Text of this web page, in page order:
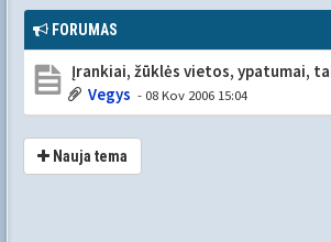
FORUMAS
Įrankiai, žūklės vietos, ypatumai,
Vegys - 08 Kov 2006 15:04
Nauja tema